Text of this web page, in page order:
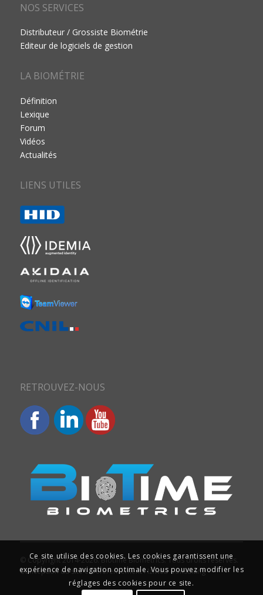
NOS SERVICES
Distributeur / Grossiste Biométrie
Editeur de logiciels de gestion
LA BIOMÉTRIE
Définition
Lexique
Forum
Vidéos
Actualités
LIENS UTILES
RETROUVEZ-NOUS
© Copyright 2014-2026. Biotime Biometrics. Tous droits réservés.
Conception du site et référencement : Iziweb Consulting
Ce site utilise des cookies. Les cookies garantissent une
expérience de navigation optimale. Vous pouvez modifier les
réglages des cookies pour ce site.